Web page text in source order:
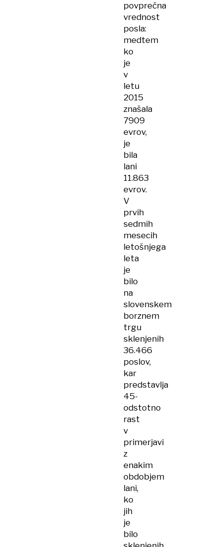
povprečna
vrednost
posla:
medtem
ko
je
v
letu
2015
znašala
7909
evrov,
je
bila
lani
11.863
evrov.
V
prvih
sedmih
mesecih
letošnjega
leta
je
bilo
na
slovenskem
borznem
trgu
sklenjenih
36.466
poslov,
kar
predstavlja
45-
odstotno
rast
v
primerjavi
z
enakim
obdobjem
lani,
ko
jih
je
bilo